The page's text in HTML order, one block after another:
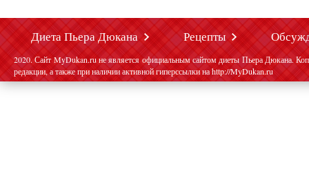
Диета Пьера Дюкана Рецепты
2020. Сайт MyDukan.ru не является официальным сайтом диеты Пьера Дюкана.
редакции, а также при наличии активной гиперссылки на http://MyDukan.ru